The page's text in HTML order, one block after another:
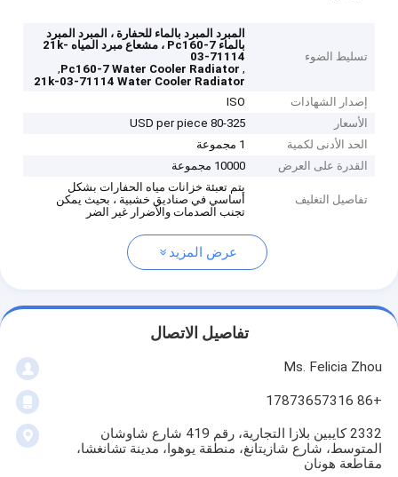
تسليط الضوء
المبرد المبرد بالماء للحفارة ، المبرد المبرد
بالماء Pc160-7 ، مشعاع مبرد المياه 21k-
03-71114
,
Pc160-7 Water Cooler Radiator
,
21k-03-71114 Water Cooler Radiator
إصدار الشهادات
ISO
الأسعار
80-325 USD per piece
الحد الأدنى لكمية
1 مجموعة
القدرة على العرض
10000 مجموعة
تفاصيل التغليف
يتم تعبئة خزانات مياه الحفارات بشكل
أساسي في صناديق خشبية ، بحيث يمكن
تجنب الصدمات والأضرار غير الضر
عرض المزيد
تفاصيل الاتصال
Ms. Felicia Zhou
+86 17873657316
2332 كايبين بلازا التجارية، رقم 419 شارع شاوشان
المتوسط، شارع شازيتانغ، منطقة يوهوا، مدينة تشانغشا،
مقاطعة هونان